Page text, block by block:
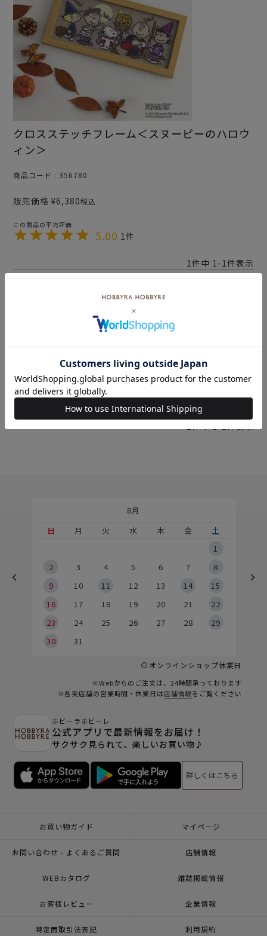
クロスステッチフレーム＜スヌーピーのハロウ
ィン＞
商品コード 356780
販売価格 ¥6,380税込
5.00 1
1件中 1-1件表示
とても可愛いスヌーピーのハロウィンです。
制作も色変えも激しくなくて作りやすいです。
プレゼントにも最適です。
1件中 1-1件表示
8月
日
月 火 水 木 金
土
1
2
3 4 5 6 7
8
9
10 11 12 13 14
15
16
17 18 19 20 21
22
23
24 25 26 27 28
29
30
31
オンラインショップ休業日
※Webからのご注文は、24時間承っております
※各実店舗の営業時間・休業日は店舗情報をご覧ください
ホビーラホビーレ
公式アプリで最新情報をお届け！
サクサク見られて、楽しいお買い物♪
詳しくはこちら
お買い物ガイド マイページ
お問い合わせ - よくあるご質問 店舗情報
WEBカタログ 雑誌掲載情報
お客様レビュー 企業情報
特定商取引法表記 利用規約